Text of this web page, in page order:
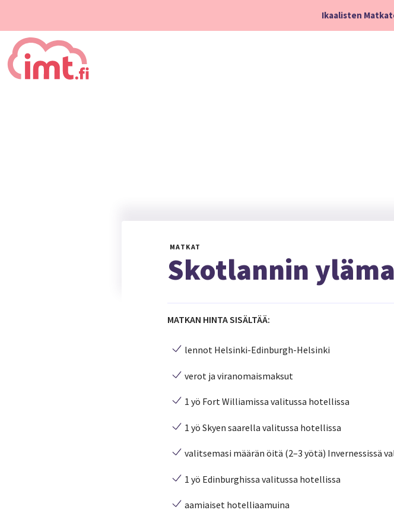
Ikaalisten
MATKAT
Skotlannin
MATKAN HINTA SISÄLTÄÄ:
lennot Helsinki-Edinburgh-Helsinki
verot ja viranomaismaksut
1 yö Fort Williamissa valitussa hotellissa
1 yö Skyen saarella valitussa hotellissa
valitsemasi määrän öitä (2–3 yötä) Invernessissä
1 yö Edinburghissa valitussa hotellissa
aamiaiset hotelliaamuina